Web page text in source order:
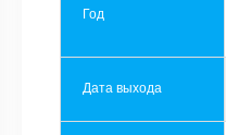
Год
Дата выхода